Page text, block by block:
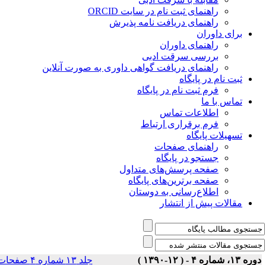
راهنمای ثبت نام در سایت ORCID
راهنمای دریافت نامه پذیرش
برای داوران
راهنمای داوران
بررسی سرقت ادبی
راهنمای دریافت گواهی داوری به صورت آنلاین
ثبت نام در پایگاه
فرم ثبت نام در پایگاه
تماس با ما
اطلاعات تماس
فرم برقراری ارتباط
تسهیلات پایگاه
راهنمای صفحات
جستجو در پایگاه
صفحه پرسش‌های متداول
صفحه برترین‌های پایگاه
اطلاع‌رسانی به دوستان
مقالات پیش از انتشار
۱۳، شماره ۴ - ( ۱۲-۱۳۹۰ )
جلد ۱۳ شماره ۴ صفحات